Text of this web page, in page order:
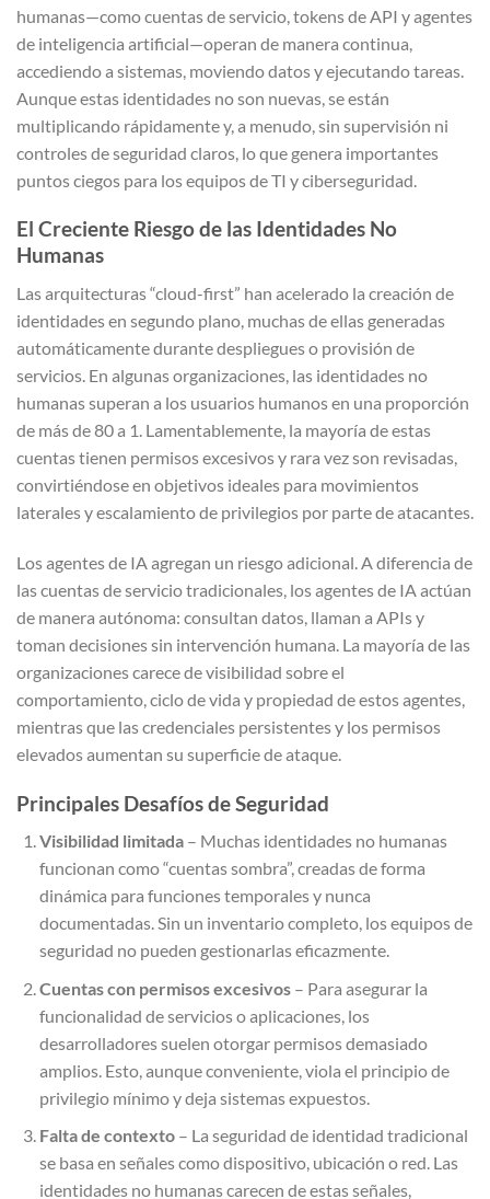
humanas—como cuentas de servicio, tokens de API y agentes
de inteligencia artificial—operan de manera continua,
accediendo a sistemas, moviendo datos y ejecutando tareas.
Aunque estas identidades no son nuevas, se están
multiplicando rápidamente y, a menudo, sin supervisión ni
controles de seguridad claros, lo que genera importantes
puntos ciegos para los equipos de TI y ciberseguridad.
El Creciente Riesgo de las Identidades No
Humanas
Las arquitecturas “cloud-first” han acelerado la creación de
identidades en segundo plano, muchas de ellas generadas
automáticamente durante despliegues o provisión de
servicios. En algunas organizaciones, las identidades no
humanas superan a los usuarios humanos en una proporción
de más de 80 a 1. Lamentablemente, la mayoría de estas
cuentas tienen permisos excesivos y rara vez son revisadas,
convirtiéndose en objetivos ideales para movimientos
laterales y escalamiento de privilegios por parte de atacantes.
Los agentes de IA agregan un riesgo adicional. A diferencia de
las cuentas de servicio tradicionales, los agentes de IA actúan
de manera autónoma: consultan datos, llaman a APIs y
toman decisiones sin intervención humana. La mayoría de las
organizaciones carece de visibilidad sobre el
comportamiento, ciclo de vida y propiedad de estos agentes,
mientras que las credenciales persistentes y los permisos
elevados aumentan su superficie de ataque.
Principales Desafíos de Seguridad
Visibilidad limitada– Muchas identidades no humanas
funcionan como “cuentas sombra”, creadas de forma
dinámica para funciones temporales y nunca
documentadas. Sin un inventario completo, los equipos de
seguridad no pueden gestionarlas eficazmente.
Cuentas con permisos excesivos– Para asegurar la
funcionalidad de servicios o aplicaciones, los
desarrolladores suelen otorgar permisos demasiado
amplios. Esto, aunque conveniente, viola el principio de
privilegio mínimo y deja sistemas expuestos.
Falta de contexto– La seguridad de identidad tradicional
se basa en señales como dispositivo, ubicación o red. Las
identidades no humanas carecen de estas señales,